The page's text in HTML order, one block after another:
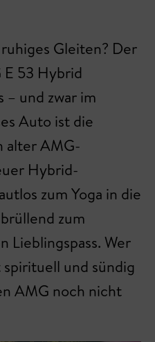
Gleiten? Der
53 Hybrid
– und zwar im
Auto ist die
alter AMG-
Hybrid-
zum Yoga in die
zum
Lieblingspass. Wer
und sündig
AMG noch nicht